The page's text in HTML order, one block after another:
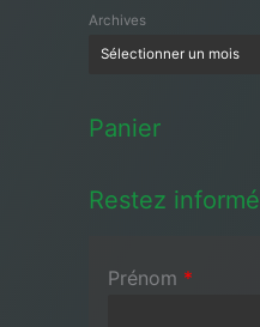
Archives
Panier
Restez informé
Prénom *